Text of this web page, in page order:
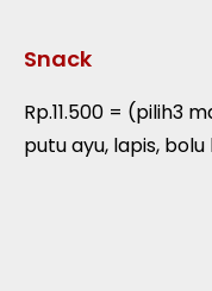
Snack
Rp.11.500 = (pilih3
putu ayu, lapis,